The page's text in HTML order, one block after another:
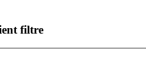
filtre